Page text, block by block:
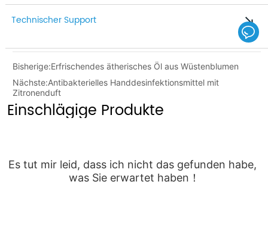
Technischer Support
Bisherige:Erfrischendes ätherisches Öl aus Wüstenblumen
Nächste:Antibakterielles Handdesinfektionsmittel mit
Zitronenduft
Einschlägige Produkte
Es tut mir leid, dass ich nicht das gefunden habe,
was Sie erwartet haben！